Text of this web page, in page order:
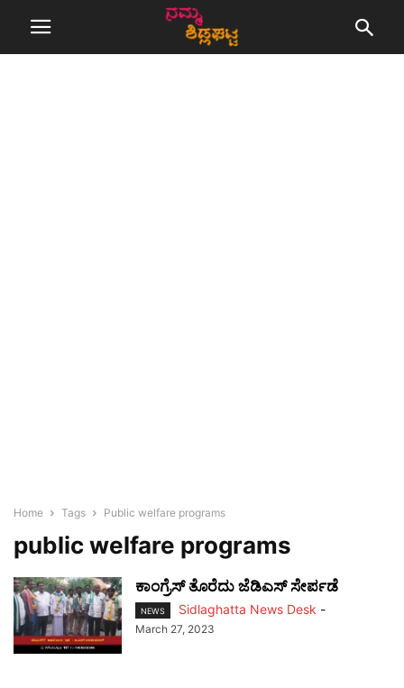
Home Tags Public welfare programs
public welfare programs
ಕಾಂಗ್ರೆಸ್ ತೊರೆದು ಜೆಡಿಎಸ್ ಸೇರ್ಪಡೆ
NEWS Sidlaghatta News Desk -
March 27, 2023